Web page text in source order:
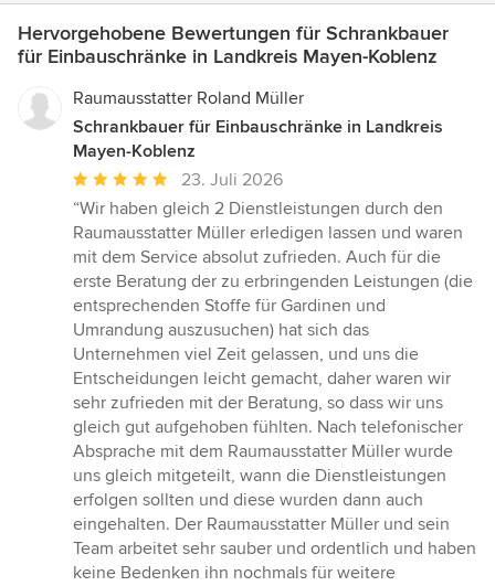
Hervorgehobene Bewertungen für Schrankbauer
für Einbauschränke in Landkreis Mayen-Koblenz
Raumausstatter Roland Müller
Schrankbauer für Einbauschränke in Landkreis
Mayen-Koblenz
Durchschnittliche
Bewertung:
5
von
5
Sternen
23. Juli 2026
“Wir haben gleich 2 Dienstleistungen durch den
Raumausstatter Müller erledigen lassen und waren
mit dem Service absolut zufrieden. Auch für die
erste Beratung der zu erbringenden Leistungen (die
entsprechenden Stoffe für Gardinen und
Umrandung auszusuchen) hat sich das
Unternehmen viel Zeit gelassen, und uns die
Entscheidungen leicht gemacht, daher waren wir
sehr zufrieden mit der Beratung, so dass wir uns
gleich gut aufgehoben fühlten. Nach telefonischer
Absprache mit dem Raumausstatter Müller wurde
uns gleich mitgeteilt, wann die Dienstleistungen
erfolgen sollten und diese wurden dann auch
eingehalten. Der Raumausstatter Müller und sein
Team arbeitet sehr sauber und ordentlich und haben
keine Bedenken ihn nochmals für weitere